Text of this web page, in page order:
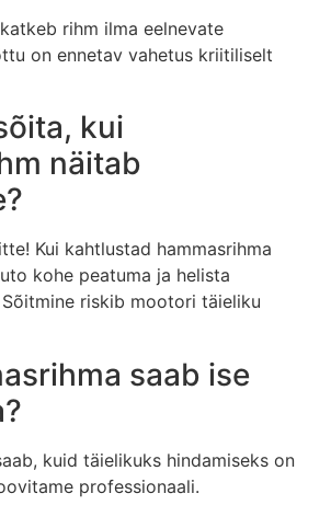
rihm ilma eelnevate
on ennetav vahetus kriitiliselt
kui
näitab
Kui kahtlustad hammasrihma
kohe peatuma ja helista
riskib mootori täieliku
saab ise
kuid täielikuks hindamiseks on
professionaali.